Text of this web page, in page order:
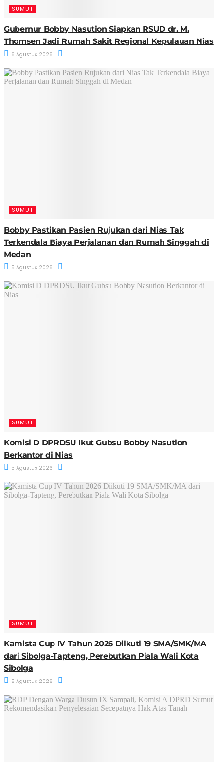
SUMUT
Gubernur Bobby Nasution Siapkan RSUD dr. M.
Thomsen Jadi Rumah Sakit Regional Kepulauan Nias
6 Agustus 2026
SUMUT
Bobby Pastikan Pasien Rujukan dari Nias Tak
Terkendala Biaya Perjalanan dan Rumah Singgah di
Medan
5 Agustus 2026
SUMUT
Komisi D DPRDSU Ikut Gubsu Bobby Nasution
Berkantor di Nias
5 Agustus 2026
SUMUT
Kamista Cup IV Tahun 2026 Diikuti 19 SMA/SMK/MA
dari Sibolga-Tapteng, Perebutkan Piala Wali Kota
Sibolga
5 Agustus 2026